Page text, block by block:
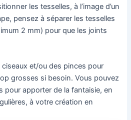
les tesselles, à l’image d’un
pensez à séparer les tesselles
2 mm) pour que les joints
et/ou des pinces pour
grosses si besoin. Vous pouvez
pour apporter de la fantaisie, en
à votre création en